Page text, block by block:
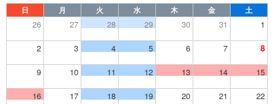
日 月 火 水 木 金 土
26 27 28 29 30 31 1
2 3 4 5 6 7 8
9 10 11 12 13 14 15
16 17 18 19 20 21 22